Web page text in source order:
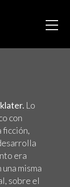
Lo
con
ficción,
era
misma
sobre el